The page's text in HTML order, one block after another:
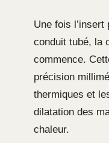
Une fois
conduit tubé, la
commence.
précision
thermiques et
dilatation des
chaleur.